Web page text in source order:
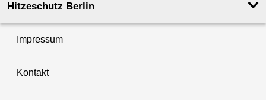
Hitzeschutz Berlin
Impressum
Kontakt